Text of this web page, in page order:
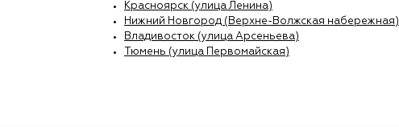
Красноярск (улица Ленина)
Нижний Новгород (Верхне-Волжская набережная)
Владивосток (улица Арсеньева)
Тюмень (улица Первомайская)